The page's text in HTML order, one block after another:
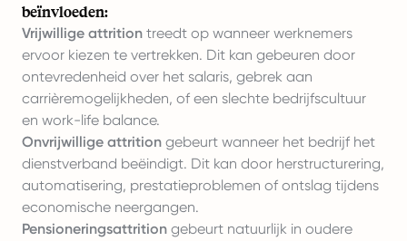
beïnvloeden:
Vrijwillige attrition treedt op wanneer werknemers
ervoor kiezen te vertrekken. Dit kan gebeuren door
ontevredenheid over het salaris, gebrek aan
carrièremogelijkheden, of een slechte bedrijfscultuur
en work-life balance.
Onvrijwillige attrition gebeurt wanneer het bedrijf het
dienstverband beëindigt. Dit kan door herstructurering,
automatisering, prestatieproblemen of ontslag tijdens
economische neergangen.
Pensioneringsattrition gebeurt natuurlijk in oudere